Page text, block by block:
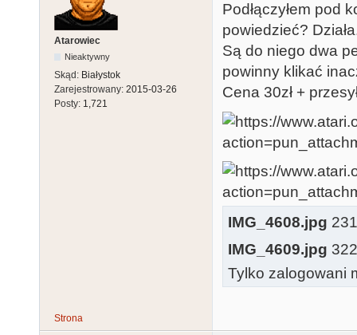
Atarowiec
Nieaktywny
Skąd: Białystok
Zarejestrowany: 2015-03-26
Posty: 1,721
Podłączyłem pod
powiedzieć?
Są do niego dwa
powinny klikać
Cena 30zł +
IMG_4608.jpg
IMG_4609.jpg
Tylko zalogowani
Strona